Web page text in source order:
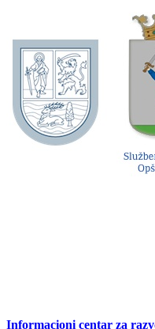
Informacioni centar za